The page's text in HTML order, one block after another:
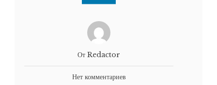
От Redactor
Нет комментариев